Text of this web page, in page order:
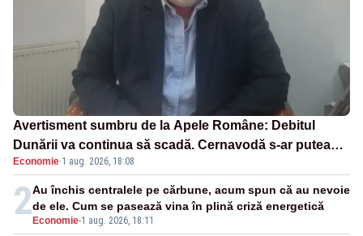
Avertisment sumbru de la Apele Române: Debitul
Dunării va continua să scadă. Cernavodă s-ar putea
închide în 4 zile
Economie·1 aug. 2026, 18:08
2 Economie-1 aug. 2026, 18:11
Au închis centralele pe cărbune, acum spun că au nevoie
de ele. Cum se pasează vina în plină criză energetică